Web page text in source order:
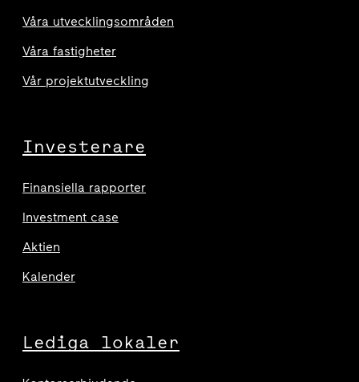
Våra utvecklingsområden
Våra fastigheter
Vår projektutveckling
Investerare
Finansiella rapporter
Investment case
Aktien
Kalender
Lediga lokaler